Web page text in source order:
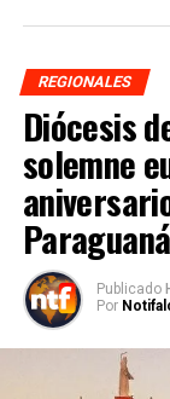
REGIONALES
Diócesis
solemne
Paraguaná
Publicado
Por